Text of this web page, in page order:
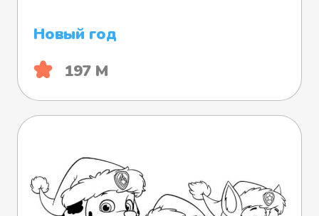
Новый год
197 М